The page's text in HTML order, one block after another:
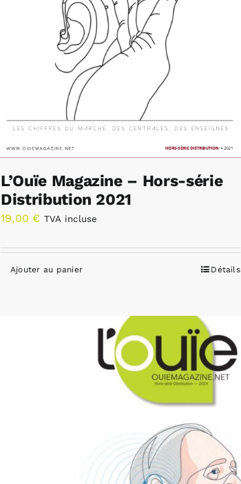
L’Ouïe Magazine – Hors-série
Distribution 2021
19,00 € TVA incluse
Ajouter au panier Détails